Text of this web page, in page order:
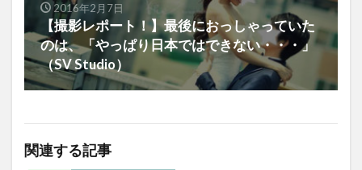
2016年2月7日
【撮影レポート！】最後におっしゃっていた
のは、「やっぱり日本ではできない・・・」
（SV Studio）
関連する記事